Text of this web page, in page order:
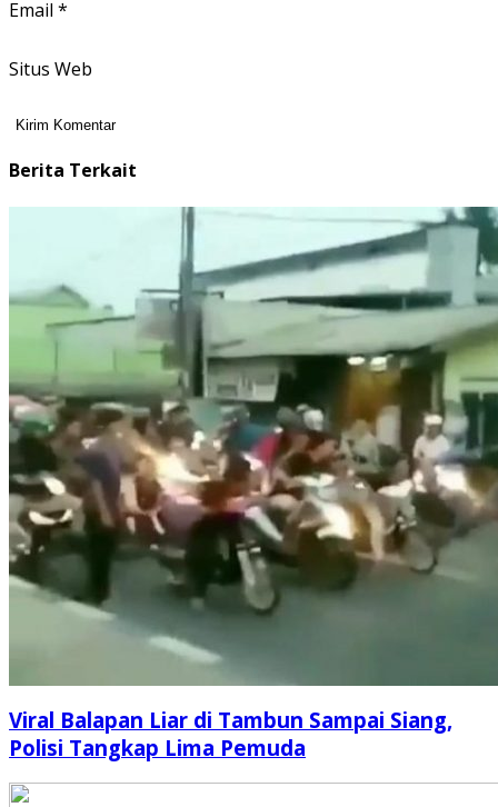
Email *
Situs Web
Berita Terkait
Viral Balapan Liar di Tambun Sampai Siang,
Polisi Tangkap Lima Pemuda